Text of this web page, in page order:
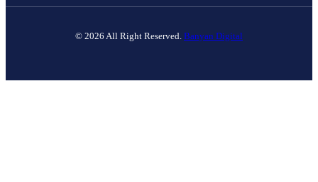
© 2026 All Right Reserved. Banyan Digital